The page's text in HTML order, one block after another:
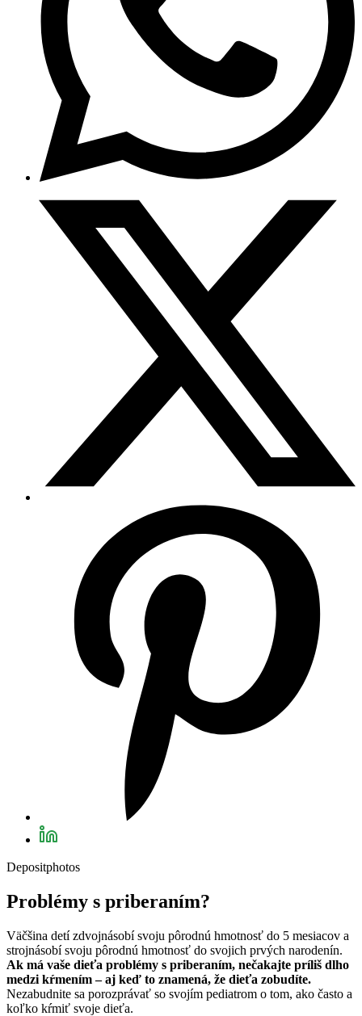
Depositphotos
Problémy s priberaním?
Väčšina detí zdvojnásobí svoju pôrodnú hmotnosť do 5 mesiacov a
strojnásobí svoju pôrodnú hmotnosť do svojich prvých narodenín.
Ak má vaše dieťa problémy s priberaním, nečakajte príliš dlho
medzi kŕmením – aj keď to znamená, že dieťa zobudíte.
Nezabudnite sa porozprávať so svojím pediatrom o tom, ako často a
koľko kŕmiť svoje dieťa.